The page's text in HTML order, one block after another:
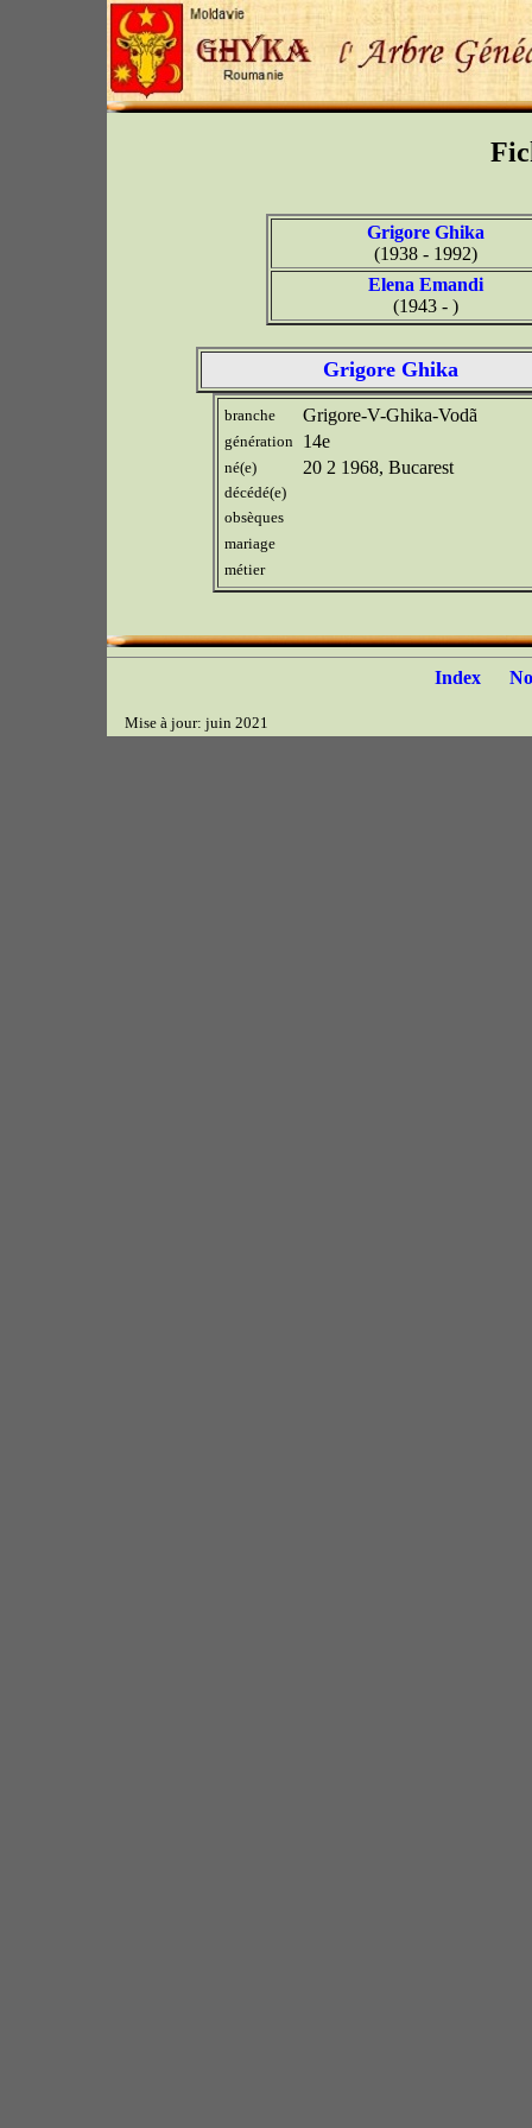
Grigore Ghika
(1938 - 1992)
Elena Emandi
(1943 - )
Grigore Ghika
branche Grigore-V-Ghika-Vodã
génération 14e
né(e) 20 2 1968, Bucarest
décédé(e)
obsèques
mariage
métier
Index
Mise à jour: juin 2021